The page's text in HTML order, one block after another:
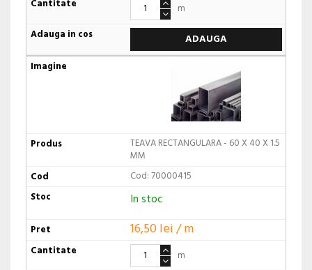
m
ADAUGA
TEAVA RECTANGULARA - 60 X 40 X 1.5
MM
Cod: 70000415
In stoc
16,50 lei / m
m